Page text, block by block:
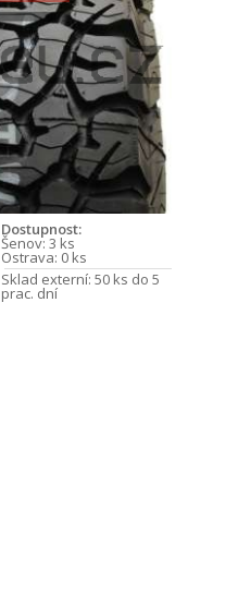
Dostupnost:
Šenov: 3 ks
Ostrava: 0 ks
Sklad externí: 50 ks do 5
prac. dní